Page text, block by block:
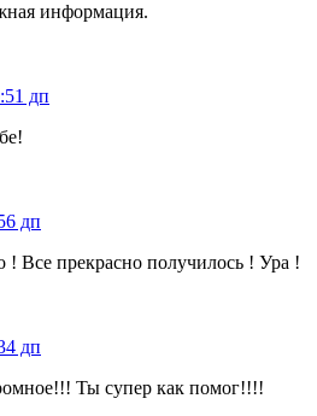
информация.
дп
дп
! Все прекрасно получилось ! Ура !
дп
Ты супер как помог!!!!